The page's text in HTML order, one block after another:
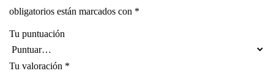
obligatorios están marcados con *
Tu puntuación
Tu valoración *